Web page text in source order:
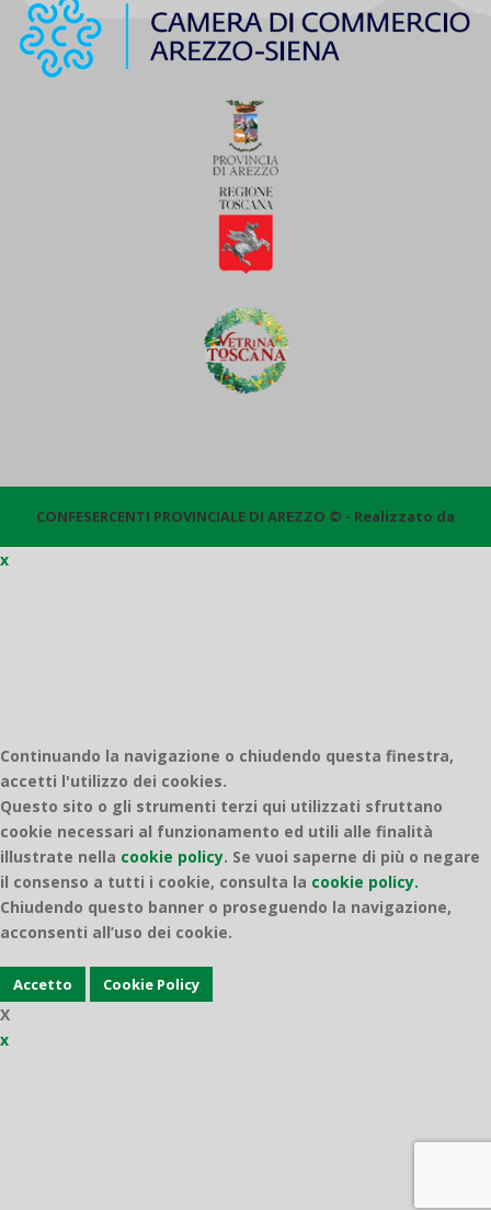
CONFESERCENTI PROVINCIALE DI AREZZO © - Realizzato da
x
Continuando la navigazione o chiudendo questa finestra,
accetti l'utilizzo dei cookies.
Questo sito o gli strumenti terzi qui utilizzati sfruttano
cookie necessari al funzionamento ed utili alle finalità
illustrate nella cookie policy. Se vuoi saperne di più o negare
il consenso a tutti i cookie, consulta la cookie policy.
Chiudendo questo banner o proseguendo la navigazione,
acconsenti all’uso dei cookie.
Accetto Cookie Policy
X
x